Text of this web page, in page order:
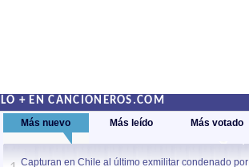
LO + EN CANCIONEROS.COM
Más nuevo Más leído Más votado
Capturan en Chile al último exmilitar condenado por